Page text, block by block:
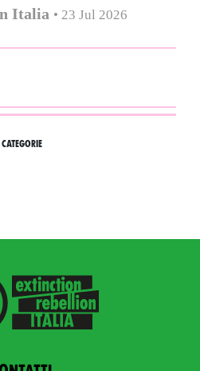
Italia • 23 Jul 2026
CATEGORIE